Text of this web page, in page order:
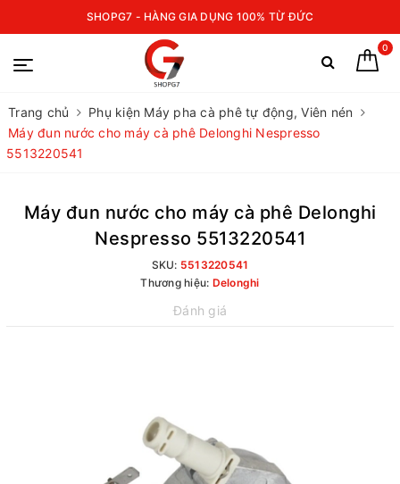
SHOPG7 - HÀNG GIA DỤNG 100% TỪ ĐỨC
0
Trang chủ
Phụ kiện Máy pha cà phê tự động, Viên nén
Máy đun nước cho máy cà phê Delonghi Nespresso
5513220541
Máy đun nước cho máy cà phê Delonghi
Nespresso 5513220541
SKU: 5513220541
Thương hiệu: Delonghi
Đánh giá